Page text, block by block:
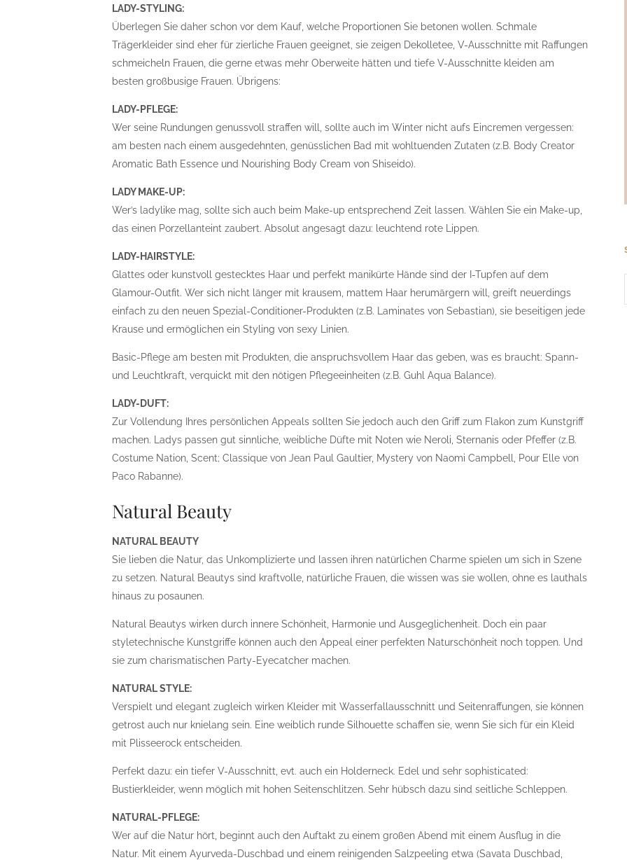
LADY-STYLING:
Überlegen Sie daher schon vor dem Kauf, welche Proportionen Sie betonen wollen. Schmale
Trägerkleider sind eher für zierliche Frauen geeignet, sie zeigen Dekolletee, V-Ausschnitte mit Raffungen
schmeicheln Frauen, die gerne etwas mehr Oberweite hätten und tiefe V-Ausschnitte kleiden am
besten großbusige Frauen. Übrigens:
LADY-PFLEGE:
Wer seine Rundungen genussvoll straffen will, sollte auch im Winter nicht aufs Eincremen vergessen:
am besten nach einem ausgedehnten, genüsslichen Bad mit wohltuenden Zutaten (z.B. Body Creator
Aromatic Bath Essence und Nourishing Body Cream von Shiseido).
LADY MAKE-UP:
Wer’s ladylike mag, sollte sich auch beim Make-up entsprechend Zeit lassen. Wählen Sie ein Make-up,
das einen Porzellanteint zaubert. Absolut angesagt dazu: leuchtend rote Lippen.
LADY-HAIRSTYLE:
Glattes oder kunstvoll gestecktes Haar und perfekt manikürte Hände sind der I-Tupfen auf dem
Glamour-Outfit. Wer sich nicht länger mit krausem, mattem Haar herumärgern will, greift neuerdings
einfach zu den neuen Spezial-Conditioner-Produkten (z.B. Laminates von Sebastian), sie beseitigen jede
Krause und ermöglichen ein Styling von sexy Linien.
Basic-Pflege am besten mit Produkten, die anspruchsvollem Haar das geben, was es braucht: Spann-
und Leuchtkraft, verquickt mit den nötigen Pflegeeinheiten (z.B. Guhl Aqua Balance).
LADY-DUFT:
Zur Vollendung Ihres persönlichen Appeals sollten Sie jedoch auch den Griff zum Flakon zum Kunstgriff
machen. Ladys passen gut sinnliche, weibliche Düfte mit Noten wie Neroli, Sternanis oder Pfeffer (z.B.
Costume Nation, Scent; Classique von Jean Paul Gaultier, Mystery von Naomi Campbell, Pour Elle von
Paco Rabanne).
Natural Beauty
NATURAL BEAUTY
Sie lieben die Natur, das Unkomplizierte und lassen ihren natürlichen Charme spielen um sich in Szene
zu setzen. Natural Beautys sind kraftvolle, natürliche Frauen, die wissen was sie wollen, ohne es lauthals
hinaus zu posaunen.
Natural Beautys wirken durch innere Schönheit, Harmonie und Ausgeglichenheit. Doch ein paar
styletechnische Kunstgriffe können auch den Appeal einer perfekten Naturschönheit noch toppen. Und
sie zum charismatischen Party-Eyecatcher machen.
NATURAL STYLE:
Verspielt und elegant zugleich wirken Kleider mit Wasserfallausschnitt und Seitenraffungen, sie können
getrost auch nur knielang sein. Eine weiblich runde Silhouette schaffen sie, wenn Sie sich für ein Kleid
mit Plisseerock entscheiden.
Perfekt dazu: ein tiefer V-Ausschnitt, evt. auch ein Holderneck. Edel und sehr sophisticated:
Bustierkleider, wenn möglich mit hohen Seitenschlitzen. Sehr hübsch dazu sind seitliche Schleppen.
NATURAL-PFLEGE:
Wer auf die Natur hört, beginnt auch den Auftakt zu einem großen Abend mit einem Ausflug in die
Natur. Mit einem Ayurveda-Duschbad und einem reinigenden Salzpeeling etwa (Savata Duschbad,